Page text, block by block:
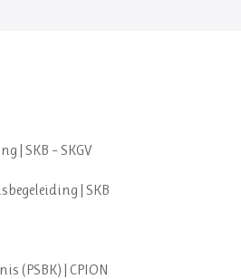
| SKB – SKGV
| SKB
(PSBK) | CPION